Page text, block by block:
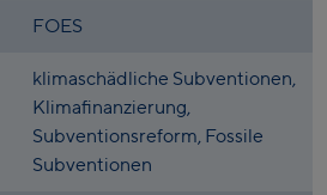
FOES
klimaschädliche Subventionen,
Klimafinanzierung,
Subventionsreform, Fossile
Subventionen